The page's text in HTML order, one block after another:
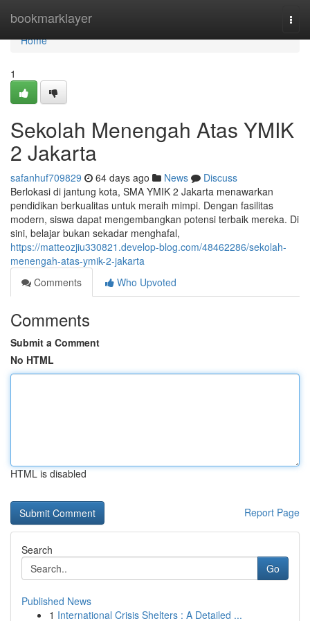
bookmarklayer
Home
Home
1
Sekolah Menengah Atas YMIK
2 Jakarta
safanhuf709829 64 days ago News
Discuss
Berlokasi di jantung kota, SMA YMIK 2 Jakarta menawarkan
pendidikan berkualitas untuk meraih mimpi. Dengan fasilitas
modern, siswa dapat mengembangkan potensi terbaik mereka. Di
sini, belajar bukan sekadar menghafal,
https://matteozjiu330821.develop-blog.com/48462286/sekolah-
menengah-atas-ymik-2-jakarta
Comments
Who Upvoted
Comments
Submit a Comment
No HTML
HTML is disabled
Report Page
Search
Go
Published News
1 International Crisis Shelters : A Detailed ...